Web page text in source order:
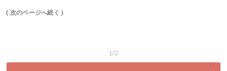
( 次のページへ続く )
1/2